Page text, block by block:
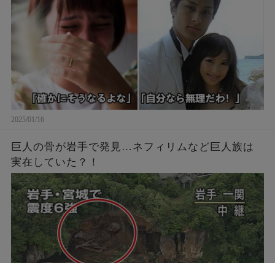
2025/01/16
巨人の骨が岩手で発見…ネフィリムなど巨人族は
実在していた？！